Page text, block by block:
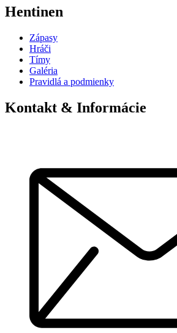
Hentinen
Zápasy
Hráči
Tímy
Galéria
Pravidlá a podmienky
Kontakt & Informácie